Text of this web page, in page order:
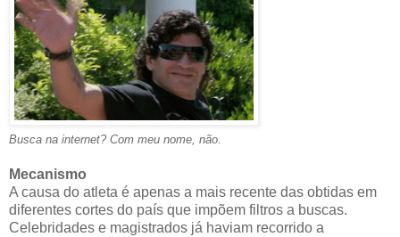
Busca na internet? Com meu nome, não.
Mecanismo
A causa do atleta é apenas a mais recente das obtidas em
diferentes cortes do país que impõem filtros a buscas.
Celebridades e magistrados já haviam recorrido a